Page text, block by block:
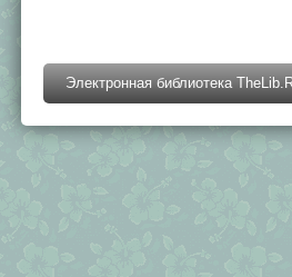
Электронная библиотека